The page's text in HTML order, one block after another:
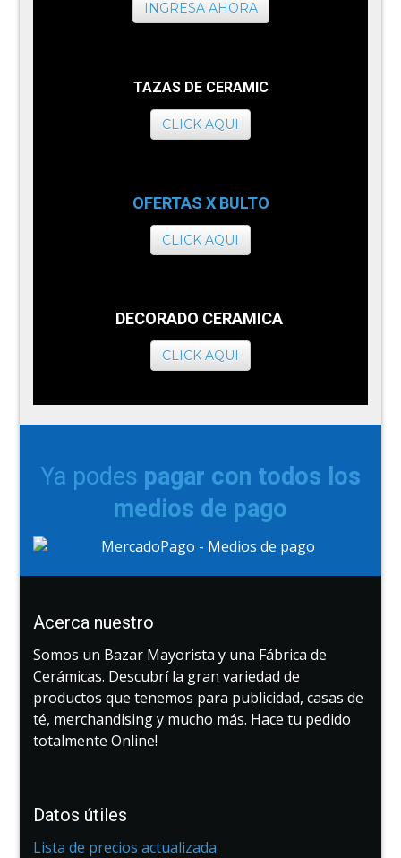
INGRESA AHORA
TAZAS DE CERAMIC
CLICK AQUI
OFERTAS X BULTO
CLICK AQUI
DECORADO CERAMICA
CLICK AQUI
Ya podes pagar con todos los
medios de pago
Acerca nuestro
Somos un Bazar Mayorista y una Fábrica de
Cerámicas. Descubrí la gran variedad de
productos que tenemos para publicidad, casas de
té, merchandising y mucho más. Hace tu pedido
totalmente Online!
Datos útiles
Lista de precios actualizada